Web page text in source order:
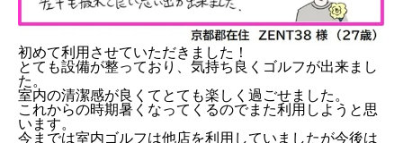
初めて利用させていただきました！
とても設備が整っており、気持ち良くゴルフが出来まし
た。
室内の清潔感が良くてとても楽しく過ごせました。
これからの時期暑くなってくるのでまた利用しようと思
います。
今までは室内ゴルフは他店を利用していましたが今後は